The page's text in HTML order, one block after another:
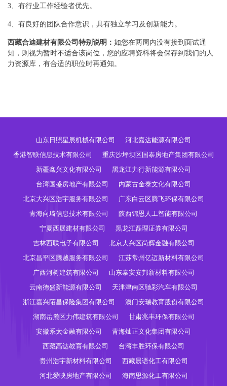
3、有行业工作经验者优先。
4、有良好的团队合作意识，具有独立学习及创新能力。
西藏合迪建材有限公司特别说明： 如您在两周内没有接到面试通
知，则视为暂时不适合该岗位，您的应聘资料将会保存到我们的人
力资源库，有合适的职位时再通知。
山东日照星辰机械有限公司
河北嘉达能源有限公司
香港智联信息技术有限公司
重庆沙坪坝区国泰房地产集团有限公司
新疆鑫兴文化有限公司
黑龙江力行新能源有限公司
台湾国盛房地产有限公司
内蒙古金泰文化有限公司
北京大兴区浩宇服务有限公司
广东白云区腾飞环保有限公司
青海向琦信息技术有限公司
陕西锦恩人工智能有限公司
宁夏西展建材有限公司
黑龙江磊理证券有限公司
吉林西联电子有限公司
北京大兴区尚辉金融有限公司
北京昌平区腾越服务有限公司
江苏常州亿迈新材料有限公司
广西河树建筑有限公司
山东泰安安邦新材料有限公司
云南德盛新能源有限公司
天津津南区驰彩汽车有限公司
浙江嘉兴陌昌保险集团有限公司
澳门安瑞教育股份有限公司
湖南岳麓区力伟建筑有限公司
甘肃兆丰环保有限公司
安徽系太金融有限公司
青海灿正文化集团有限公司
西藏高达教育有限公司
台湾丰胜环保有限公司
贵州浩宇新材料有限公司
西藏晨语化工有限公司
河北爱映房地产有限公司
海南思源化工有限公司